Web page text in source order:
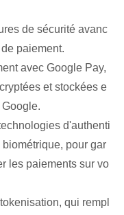
de sécurité avanc
paiement.
avec Google Pay,
et stockées e
d'authenti
pour gar
les paiements sur vo
qui rempl